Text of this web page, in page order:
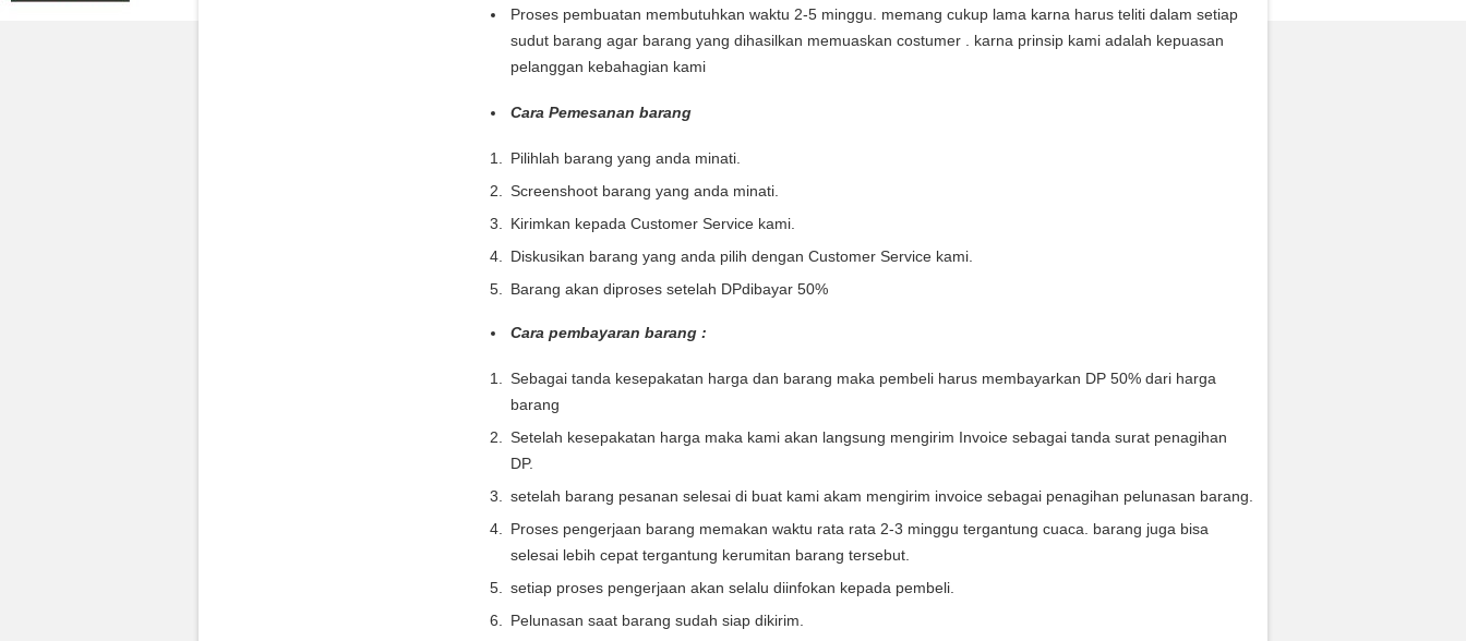
Proses pembuatan membutuhkan waktu 2-5 minggu. memang cukup lama karna harus teliti dalam setiap
sudut barang agar barang yang dihasilkan memuaskan costumer . karna prinsip kami adalah kepuasan
pelanggan kebahagian kami
Cara Pemesanan barang
Pilihlah barang yang anda minati.
Screenshoot barang yang anda minati.
Kirimkan kepada Customer Service kami.
Diskusikan barang yang anda pilih dengan Customer Service kami.
Barang akan diproses setelah DPdibayar 50%
Cara pembayaran barang :
Sebagai tanda kesepakatan harga dan barang maka pembeli harus membayarkan DP 50% dari harga
barang
Setelah kesepakatan harga maka kami akan langsung mengirim Invoice sebagai tanda surat penagihan
DP.
setelah barang pesanan selesai di buat kami akam mengirim invoice sebagai penagihan pelunasan barang.
Proses pengerjaan barang memakan waktu rata rata 2-3 minggu tergantung cuaca. barang juga bisa
selesai lebih cepat tergantung kerumitan barang tersebut.
setiap proses pengerjaan akan selalu diinfokan kepada pembeli.
Pelunasan saat barang sudah siap dikirim.